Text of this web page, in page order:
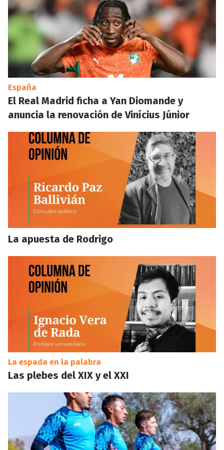
España
El Real Madrid ficha a Yan Diomande y
anuncia la renovación de Vinícius Júnior
La apuesta de Rodrigo
La espada en la palabra
Las plebes del XIX y el XXI